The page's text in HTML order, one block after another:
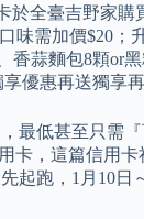
全臺吉野家
需加價$20；
香蒜麵包8顆or
優惠再送獨享再
最低甚至只需
卡，這篇信用
起跑，1月10